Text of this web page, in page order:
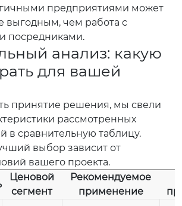
предприятиями может
выгодным, чем работа с
посредниками.
анализ: какую
для вашей
принятие решения, мы свели
рассмотренных
в сравнительную таблицу.
выбор зависит от
вашего проекта.
Ценовой
сегмент
Рекомендуемое
применение